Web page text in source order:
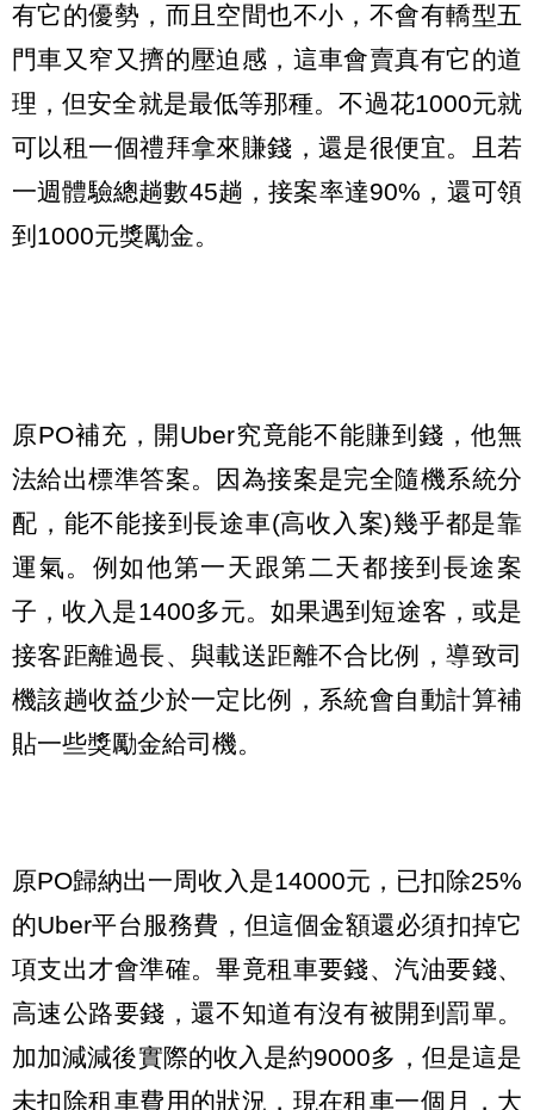
有它的優勢，而且空間也不小，不會有轎型五
門車又窄又擠的壓迫感，這車會賣真有它的道
理，但安全就是最低等那種。不過花1000元就
可以租一個禮拜拿來賺錢，還是很便宜。且若
一週體驗總趟數45趟，接案率達90%，還可領
到1000元獎勵金。
原PO補充，開Uber究竟能不能賺到錢，他無
法給出標準答案。因為接案是完全隨機系統分
配，能不能接到長途車(高收入案)幾乎都是靠
運氣。例如他第一天跟第二天都接到長途案
子，收入是1400多元。如果遇到短途客，或是
接客距離過長、與載送距離不合比例，導致司
機該趟收益少於一定比例，系統會自動計算補
貼一些獎勵金給司機。
原PO歸納出一周收入是14000元，已扣除25%
的Uber平台服務費，但這個金額還必須扣掉它
項支出才會準確。畢竟租車要錢、汽油要錢、
高速公路要錢，還不知道有沒有被開到罰單。
加加減減後實際的收入是約9000多，但是這是
未扣除租車費用的狀況，現在租車一個月，大